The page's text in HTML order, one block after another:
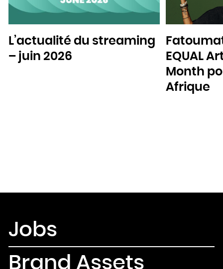
L’actualité du streaming
– juin 2026
EQUAL
Month
Afrique
Jobs
Brand Assets